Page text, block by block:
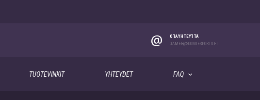
@
OTA YHTEYTTÄ
GAMER@SUOMIESPORTS.FI
TUOTEVINKIT YHTEYDET FAQ